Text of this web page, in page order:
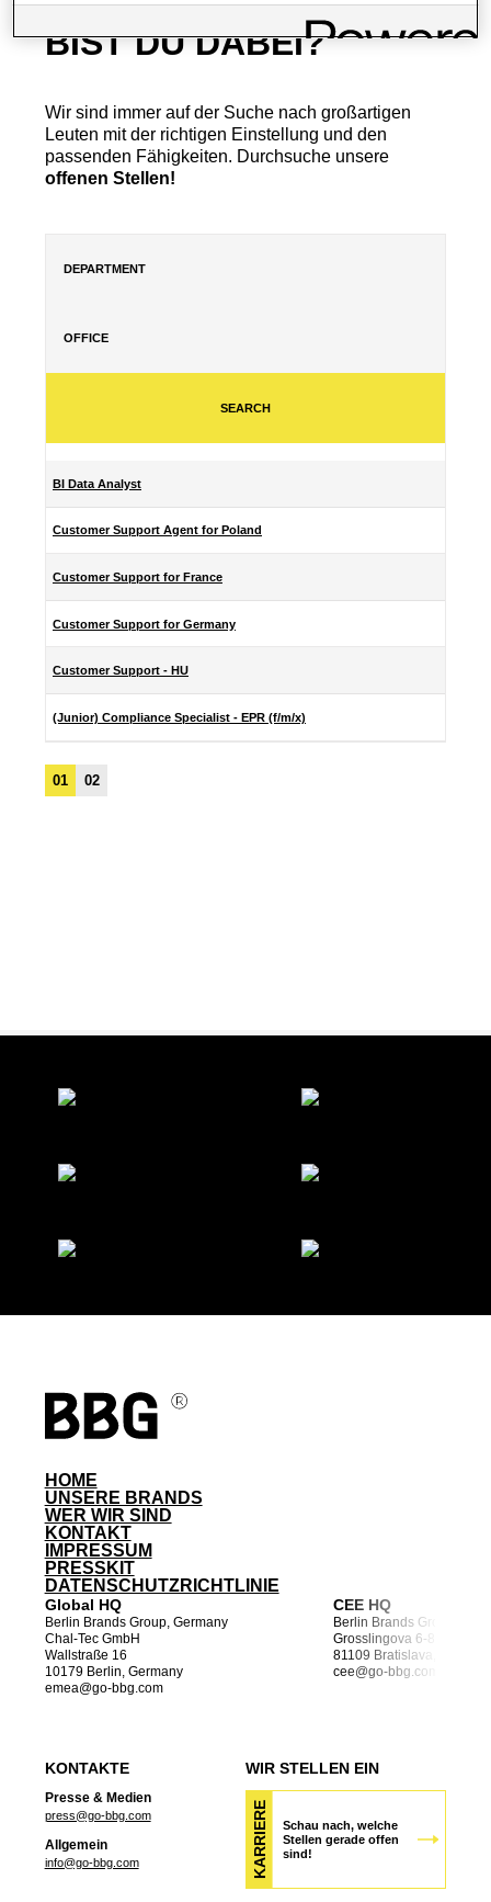
BIST DU DABEI?
Wir sind immer auf der Suche nach großartigen
Leuten mit der richtigen Einstellung und den
passenden Fähigkeiten. Durchsuche unsere
offenen Stellen!
SEARCH
BI Data Analyst
Customer Support Agent for Poland
Customer Support for France
Customer Support for Germany
Customer Support - HU
(Junior) Compliance Specialist - EPR (f/m/x)
01 02
HOME
UNSERE BRANDS
WER WIR SIND
KONTAKT
IMPRESSUM
PRESSKIT
DATENSCHUTZRICHTLINIE
Global HQ
Berlin Brands Group, Germany
Chal-Tec GmbH
Wallstraße 16
10179 Berlin, Germany
emea@go-bbg.com
CEE HQ
Berlin Brands Group, a.s.
Grosslingova 6-8
81109 Bratislava, Slovakia
cee@go-bbg.com
KONTAKTE
Presse & Medien
press@go-bbg.com
Allgemein
info@go-bbg.com
WIR STELLEN EIN
KARRIERE
Schau nach, welche
Stellen gerade offen
sind!